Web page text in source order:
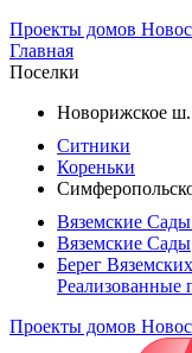
Проекты домов
Главная
Поселки
Новорижское
Ситники
Кореньки
Вяземские
Вяземские Сады
Берег Вяземскиx
Реализованные
Проекты домов